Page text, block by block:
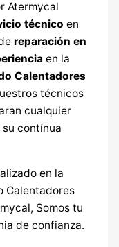
Atermycal
técnico en
reparación en
en la
Calentadores
técnicos
cualquier
contínua
en la
Calentadores
Somos tu
de confianza.